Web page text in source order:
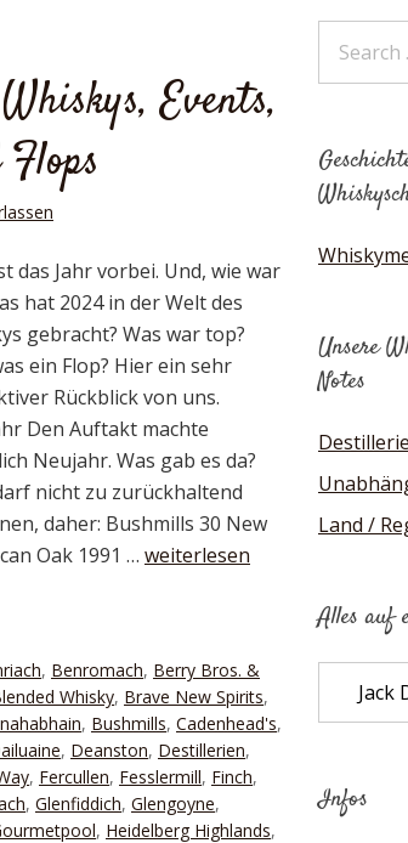
Events,
das Jahr vorbei. Und, wie war
hat 2024 in der Welt des
gebracht? Was war top?
ein Flop? Hier ein sehr
Rückblick von uns.
Den Auftakt machte
Neujahr. Was gab es da?
nicht zu zurückhaltend
daher: Bushmills 30 New
Oak 1991 … weiterlesen
, Benromach, Berry Bros. &
Whisky, Brave New Spirits,
, Bushmills, Cadenhead's,
, Deanston, Destillerien,
, Fercullen, Fesslermill, Finch,
, Glenfiddich, Glengoyne,
, Heidelberg Highlands,
Unsere
Notes
Land /
Alles auf
Infos